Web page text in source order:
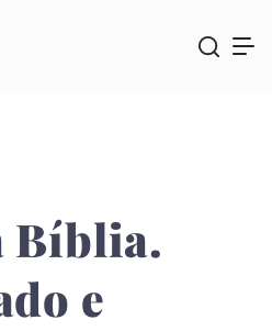
Bíblia.
e